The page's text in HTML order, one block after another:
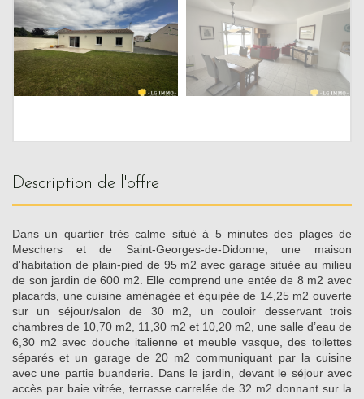
description de l'offre
Dans un quartier très calme situé à 5 minutes des plages de
Meschers et de Saint-Georges-de-Didonne, une maison
d'habitation de plain-pied de 95 m2 avec garage située au milieu
de son jardin de 600 m2. Elle comprend une entée de 8 m2 avec
placards, une cuisine aménagée et équipée de 14,25 m2 ouverte
sur un séjour/salon de 30 m2, un couloir desservant trois
chambres de 10,70 m2, 11,30 m2 et 10,20 m2, une salle d’eau de
6,30 m2 avec douche italienne et meuble vasque, des toilettes
séparés et un garage de 20 m2 communiquant par la cuisine
avec une partie buanderie. Dans le jardin, devant le séjour avec
accès par baie vitrée, terrasse carrelée de 32 m2 donnant sur la